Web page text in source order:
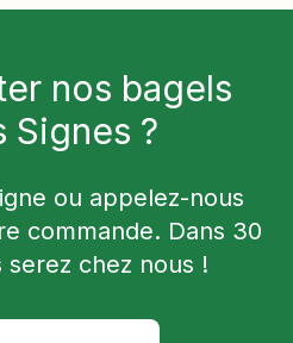
nos bagels
Signes ?
ou appelez-nous
commande. Dans 30
serez chez nous !